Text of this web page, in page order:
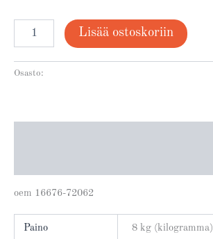
Lisää ostoskoriin
Osasto:
oem 16676-72062
Paino 8 kg (kilogramma)